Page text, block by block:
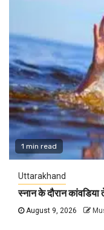
1 min read
Uttarakhand
स्नान के दौरान
August 9, 2026